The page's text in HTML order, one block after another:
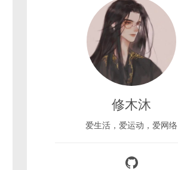
修木沐
爱生活，爱运动，爱网络